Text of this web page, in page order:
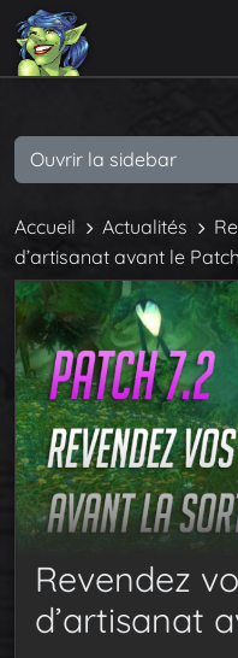
Accueil Actualités
d’artisanat avant le
Revendez
d’artisanat
Ouvrir la sidebar